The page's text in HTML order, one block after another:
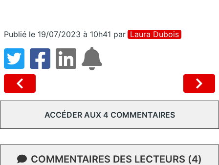
Publié le 19/07/2023 à 10h41 par Laura Dubois
ACCÉDER AUX 4 COMMENTAIRES
COMMENTAIRES DES LECTEURS (4)